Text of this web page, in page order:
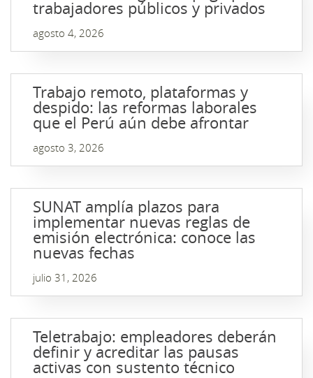
trabajadores públicos y privados
agosto 4, 2026
Trabajo remoto, plataformas y
despido: las reformas laborales
que el Perú aún debe afrontar
agosto 3, 2026
SUNAT amplía plazos para
implementar nuevas reglas de
emisión electrónica: conoce las
nuevas fechas
julio 31, 2026
Teletrabajo: empleadores deberán
definir y acreditar las pausas
activas con sustento técnico